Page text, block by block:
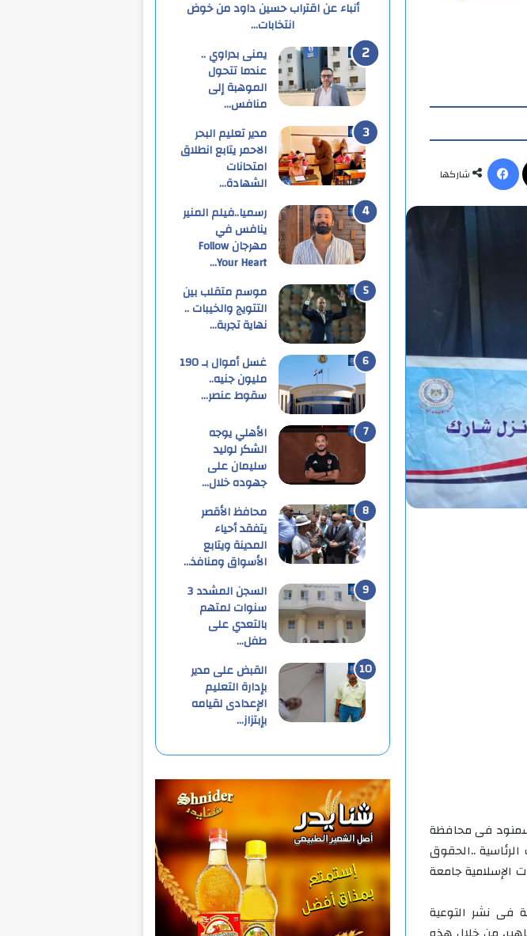
شاركها
بسمنود فى محافظة
..الحقوق
الإسلامية جامعة
فى نشر التوعية
أنباء عن اقتراب حسين داود من خوض
انتخابات…
يمنى بدراوي ..
عندما تتحول
الموهبة إلى
منافس…
مدير تعليم البحر
الاحمر يتابع انطلاق
امتحانات
الشهادة…
رسميا..فيلم المنير
ينافس في
مهرجان Follow
Your Heart…
موسم متقلب بين
التتويج والخيبات ..
نهاية تجربة…
غسل أموال بـ 190
مليون جنيه..
سقوط عنصر…
الأهلي يوجه
الشكر لوليد
سليمان على
جهوده خلال…
محافظ الأقصر
يتفقد أحياء
المدينة ويتابع
الأسواق ومنافذ…
السجن المشدد 3
سنوات لمتهم
بالتعدي على
طفل…
القبض على مدير
بإدارة التعليم
الإعدادى لقيامه
بإبتزاز…